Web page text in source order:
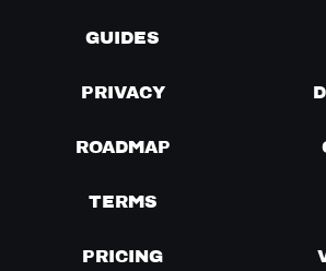
GUIDES
PRIVACY
ROADMAP
TERMS
PRICING